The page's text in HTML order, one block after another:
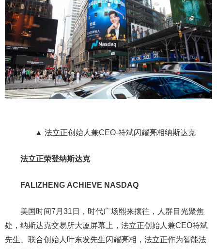
▲ 法立正创始人兼CEO-符斌闪耀亮相纳斯达克
法立正荣登纳斯达克
FALIZHENG ACHIEVE NASDAQ
美国时间7月31日，时代广场熙来攘往，人群目光聚焦
处，纳斯达克交易所大厦屏幕上，法立正创始人兼CEO符斌
先生、联合创始人叶东发先生闪耀亮相，法立正作为智能法